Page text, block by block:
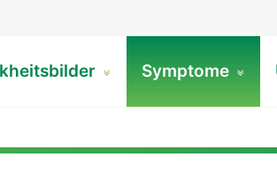
Symptome